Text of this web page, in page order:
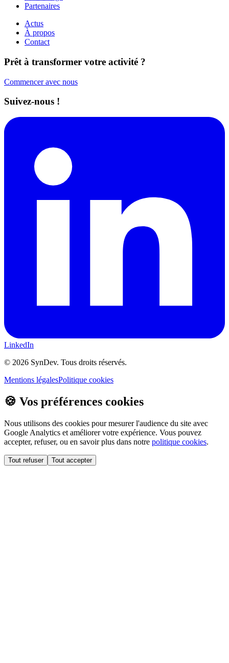
Partenaires
Actus
À propos
Contact
Prêt à transformer votre activité ?
Commencer avec nous
Suivez-nous !
LinkedIn
© 2026 SynDev. Tous droits réservés.
Mentions légalesPolitique cookies
🍪 Vos préférences cookies
Nous utilisons des cookies pour mesurer l'audience du site avec
Google Analytics et améliorer votre expérience. Vous pouvez
accepter, refuser, ou en savoir plus dans notre politique cookies.
Tout refuser Tout accepter